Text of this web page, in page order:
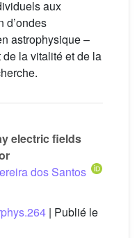
aux
d’ondes
astrophysique –
la vitalité et de la
electric fields
dos Santos
| Publié le